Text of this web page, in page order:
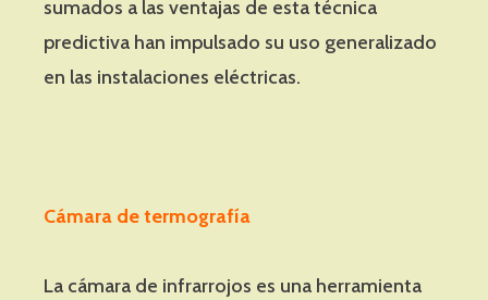
sumados a las ventajas de esta técnica
predictiva han impulsado su uso generalizado
en las instalaciones eléctricas.
Cámara de termografía
La cámara de infrarrojos es una herramienta